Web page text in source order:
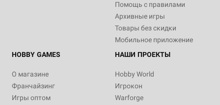
Помощь с правилами
Архивные игры
Товары без скидки
Мобильное приложение
HOBBY GAMES
О магазине
Франчайзинг
Игры оптом
НАШИ ПРОЕКТЫ
Hobby World
Игрокон
Warforge